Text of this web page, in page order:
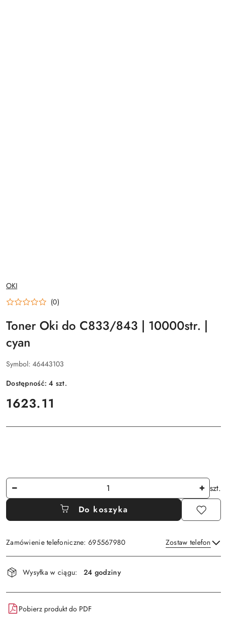
NAZWA
PRODUCENTA:
OKI
(0)
Toner Oki do C833/843 | 10000str. |
cyan
Symbol: 46443103
Dostępność:4 szt.
cena:
1623.11
Ilość
szt.
Do koszyka
Zamówienie telefoniczne: 695567980 Zostaw telefon
Dostępność
i
dostawa
Wysyłka w ciągu: 24 godziny
Pobierz produkt do PDF